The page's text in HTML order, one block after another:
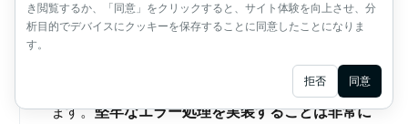
エラー処理とログ
率直に言って、物事はうまくいかないことがあり
ます。堅牢なエラー処理を実装することは非常に
Ask AI
き閲覧するか、「同意」をクリックすると、サイト体験を向上させ、分
析目的でデバイスにクッキーを保存することに同意したことになりま
す。
拒否 同意